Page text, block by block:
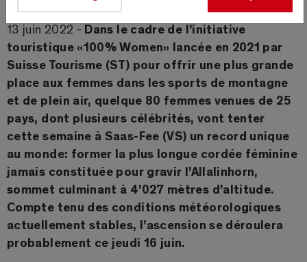
13 juin 2022 -Dans le cadre de l’initiative
touristique «100% Women» lancée en 2021 par
Suisse Tourisme (ST) pour offrir une plus grande
place aux femmes dans les sports de montagne
et de plein air, quelque 80 femmes venues de 25
pays, dont plusieurs célébrités, vont tenter
cette semaine à Saas-Fee (VS) un record unique
au monde: former la plus longue cordée féminine
jamais constituée pour gravir l’Allalinhorn,
sommet culminant à 4’027 mètres d’altitude.
Compte tenu des conditions météorologiques
actuellement stables, l’ascension se déroulera
probablement ce jeudi 16 juin.